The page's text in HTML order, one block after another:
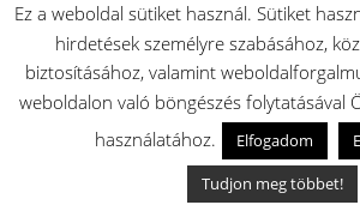
► Mosási Katasztrófák: Így Mentsd
► 4 sütési hiba ami lehet hogy nem
meghibásodás:
► Gorenje / MORA Tűzhely tippek és
► HISENSE / Gorenej Hűtők és
Ez a weboldal sütiket használ. Sütiket
hirdetések személyre szabásához,
biztosításához, valamint
weboldalon való böngészés folytatásával
használatához.
Elfogadom
Tudjon meg többet!